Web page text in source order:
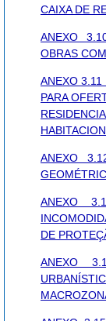
CAIXA DE
ANEXO
OBRAS
ANEXO
PARA
ANEXO
ANEXO
DE
ANEXO